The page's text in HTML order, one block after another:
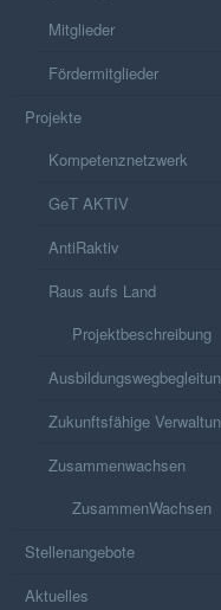
Mitglieder
Fördermitglieder
Projekte
Kompetenznetzwerk
GeT AKTIV
AntiRaktiv
Raus aufs Land
Projektbeschreibung
Zukunftsfähige
Zusammenwachsen
ZusammenWachsen
Stellenangebote
Aktuelles